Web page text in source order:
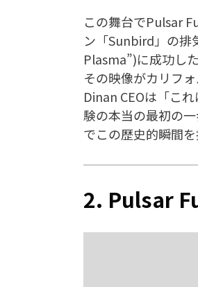
この舞台でPulsar
ン「Sunbird」の排
Plasma”)に成功し
その映像がカリフ
Dinan CEOは「こ
験の本当の最初の
でこの歴史的瞬間
2. Pulsar